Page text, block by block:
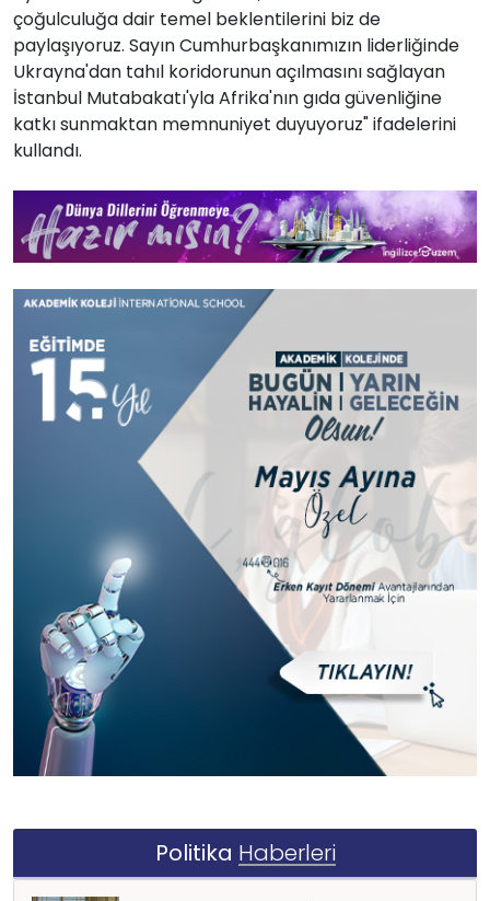
çoğulculuğa dair temel beklentilerini biz de
paylaşıyoruz. Sayın Cumhurbaşkanımızın liderliğinde
Ukrayna'dan tahıl koridorunun açılmasını sağlayan
İstanbul Mutabakatı'yla Afrika'nın gıda güvenliğine
katkı sunmaktan memnuniyet duyuyoruz" ifadelerini
kullandı.
Politika Haberleri